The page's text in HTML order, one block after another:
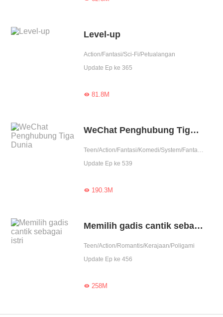
Level-up
Action/Fantasi/Sci-Fi/Petualangan
Update Ep ke 365
81.8M
WeChat Penghubung Tiga Dunia
Teen/Action/Fantasi/Komedi/System/Fantasi Urban
Update Ep ke 539
190.3M
Memilih gadis cantik sebagai istri
Teen/Action/Romantis/Kerajaan/Poligami
Update Ep ke 456
258M